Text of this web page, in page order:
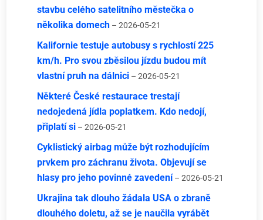
stavbu celého satelitního městečka o
několika domech – 2026-05-21
Kalifornie testuje autobusy s rychlostí 225
km/h. Pro svou zběsilou jízdu budou mít
vlastní pruh na dálnici – 2026-05-21
Některé České restaurace trestají
nedojedená jídla poplatkem. Kdo nedojí,
připlatí si – 2026-05-21
Cyklistický airbag může být rozhodujícím
prvkem pro záchranu života. Objevují se
hlasy pro jeho povinné zavedení – 2026-05-21
Ukrajina tak dlouho žádala USA o zbraně
dlouhého doletu, až se je naučila vyrábět